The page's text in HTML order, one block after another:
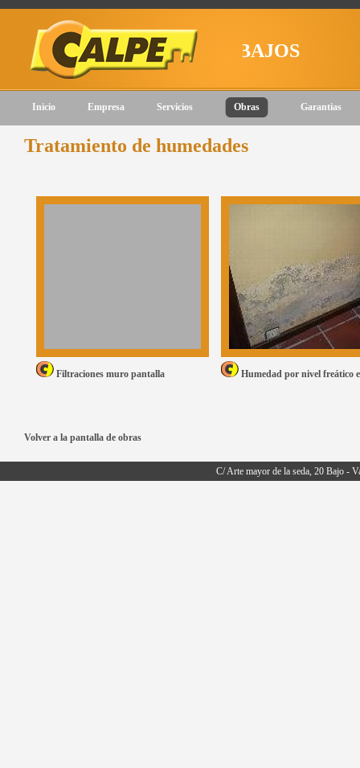
NUESTROS TRABAJOS
Inicio Empresa Servicios Obras Garantias
Tratamiento de humedades
Filtraciones muro pantalla Humedad por nivel freático
Volver a la pantalla de obras
C/ Arte mayor de la seda, 20 Bajo -